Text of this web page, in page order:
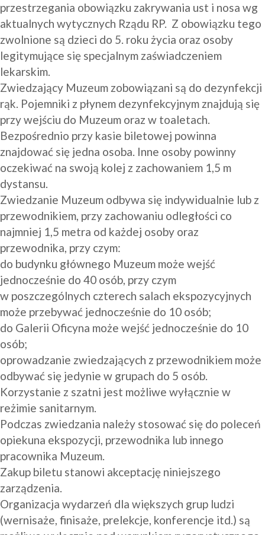
przestrzegania obowiązku zakrywania ust i nosa wg
aktualnych wytycznych Rządu RP.  Z obowiązku tego
zwolnione są dzieci do 5. roku życia oraz osoby
legitymujące się specjalnym zaświadczeniem
lekarskim.
Zwiedzający Muzeum zobowiązani są do dezynfekcji
rąk. Pojemniki z płynem dezynfekcyjnym znajdują się
przy wejściu do Muzeum oraz w toaletach.
Bezpośrednio przy kasie biletowej powinna
znajdować się jedna osoba. Inne osoby powinny
oczekiwać na swoją kolej z zachowaniem 1,5 m
dystansu.
Zwiedzanie Muzeum odbywa się indywidualnie lub z
przewodnikiem, przy zachowaniu odległości co
najmniej 1,5 metra od każdej osoby oraz
przewodnika, przy czym:
do budynku głównego Muzeum może wejść
jednocześnie do 40 osób, przy czym
w poszczególnych czterech salach ekspozycyjnych
może przebywać jednocześnie do 10 osób;
do Galerii Oficyna może wejść jednocześnie do 10
osób;
oprowadzanie zwiedzających z przewodnikiem może
odbywać się jedynie w grupach do 5 osób.
Korzystanie z szatni jest możliwe wyłącznie w
reżimie sanitarnym.
Podczas zwiedzania należy stosować się do poleceń
opiekuna ekspozycji, przewodnika lub innego
pracownika Muzeum.
Zakup biletu stanowi akceptację niniejszego
zarządzenia.
Organizacja wydarzeń dla większych grup ludzi
(wernisaże, finisaże, prelekcje, konferencje itd.) są